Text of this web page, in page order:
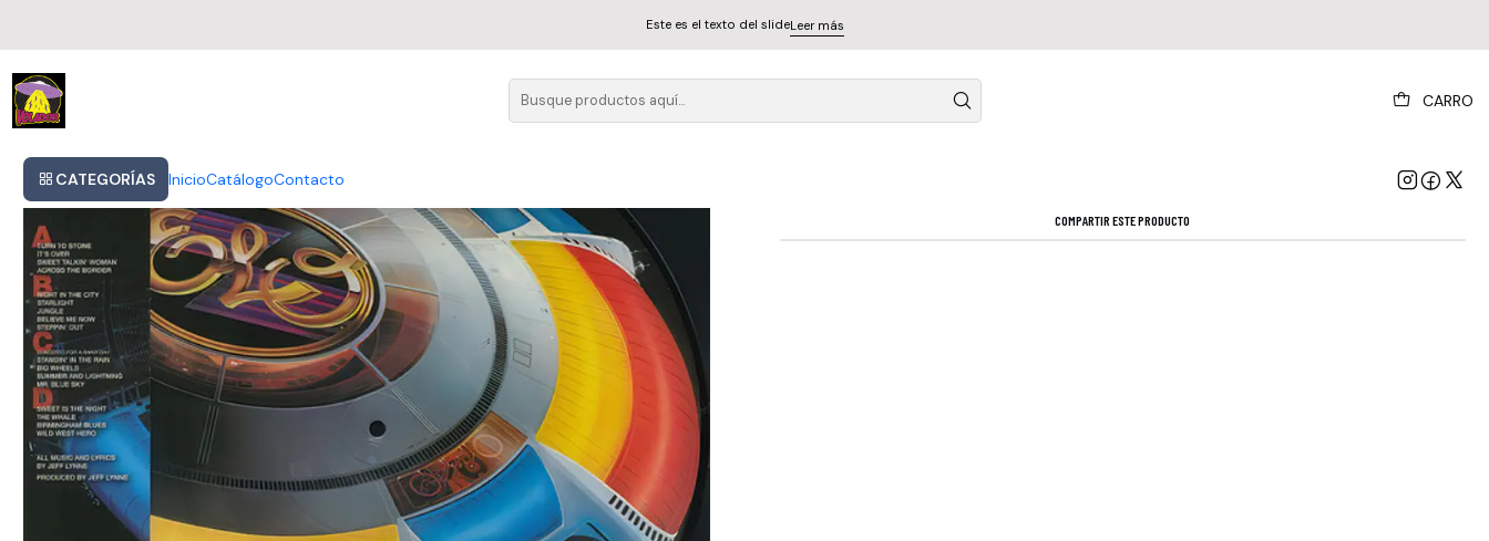
CARRO
CATEGORÍAS InicioCatálogoContacto
Este es el texto del slideLeer más
Vinilo Electric Light Orchestra - Out Of The Blue
COMPARTIR ESTE PRODUCTO